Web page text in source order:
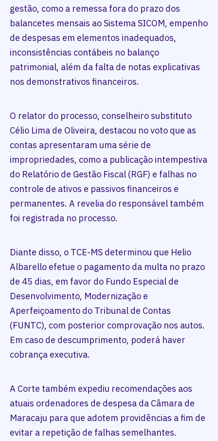
gestão, como a remessa fora do prazo dos
balancetes mensais ao Sistema SICOM, empenho
de despesas em elementos inadequados,
inconsistências contábeis no balanço
patrimonial, além da falta de notas explicativas
nos demonstrativos financeiros.
O relator do processo, conselheiro substituto
Célio Lima de Oliveira, destacou no voto que as
contas apresentaram uma série de
impropriedades, como a publicação intempestiva
do Relatório de Gestão Fiscal (RGF) e falhas no
controle de ativos e passivos financeiros e
permanentes. A revelia do responsável também
foi registrada no processo.
Diante disso, o TCE-MS determinou que Helio
Albarello efetue o pagamento da multa no prazo
de 45 dias, em favor do Fundo Especial de
Desenvolvimento, Modernização e
Aperfeiçoamento do Tribunal de Contas
(FUNTC), com posterior comprovação nos autos.
Em caso de descumprimento, poderá haver
cobrança executiva.
A Corte também expediu recomendações aos
atuais ordenadores de despesa da Câmara de
Maracaju para que adotem providências a fim de
evitar a repetição de falhas semelhantes.